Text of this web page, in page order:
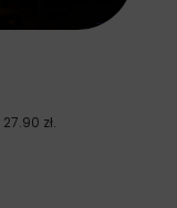
27.90 zł.